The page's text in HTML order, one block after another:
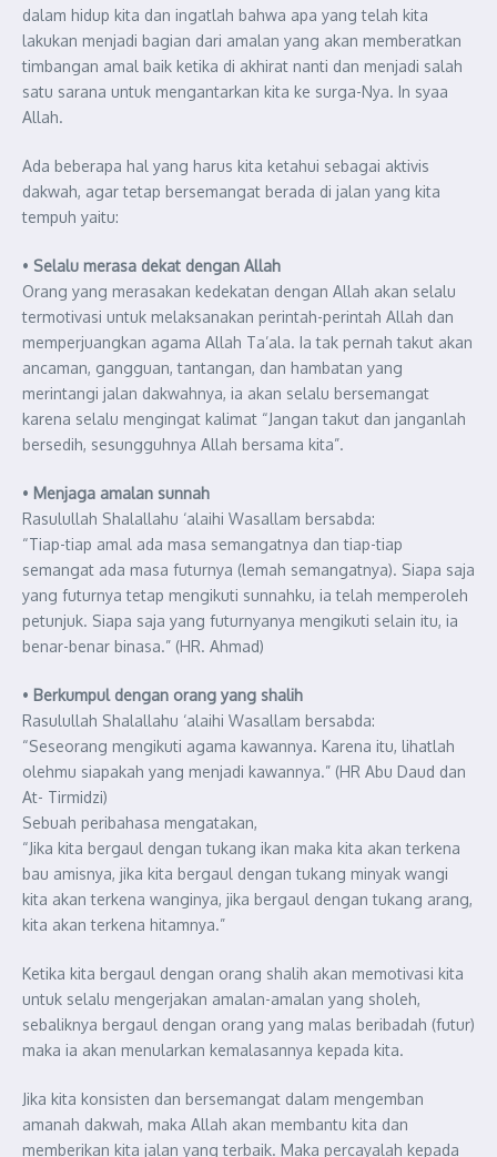
dalam hidup kita dan ingatlah bahwa apa yang telah kita
lakukan menjadi bagian dari amalan yang akan memberatkan
timbangan amal baik ketika di akhirat nanti dan menjadi salah
satu sarana untuk mengantarkan kita ke surga-Nya. In syaa
Allah.
Ada beberapa hal yang harus kita ketahui sebagai aktivis
dakwah, agar tetap bersemangat berada di jalan yang kita
tempuh yaitu:
• Selalu merasa dekat dengan Allah
Orang yang merasakan kedekatan dengan Allah akan selalu
termotivasi untuk melaksanakan perintah-perintah Allah dan
memperjuangkan agama Allah Ta’ala. Ia tak pernah takut akan
ancaman, gangguan, tantangan, dan hambatan yang
merintangi jalan dakwahnya, ia akan selalu bersemangat
karena selalu mengingat kalimat “Jangan takut dan janganlah
bersedih, sesungguhnya Allah bersama kita”.
• Menjaga amalan sunnah
Rasulullah Shalallahu ‘alaihi Wasallam bersabda:
“Tiap-tiap amal ada masa semangatnya dan tiap-tiap
semangat ada masa futurnya (lemah semangatnya). Siapa saja
yang futurnya tetap mengikuti sunnahku, ia telah memperoleh
petunjuk. Siapa saja yang futurnyanya mengikuti selain itu, ia
benar-benar binasa.” (HR. Ahmad)
• Berkumpul dengan orang yang shalih
Rasulullah Shalallahu ‘alaihi Wasallam bersabda:
“Seseorang mengikuti agama kawannya. Karena itu, lihatlah
olehmu siapakah yang menjadi kawannya.” (HR Abu Daud dan
At- Tirmidzi)
Sebuah peribahasa mengatakan,
“Jika kita bergaul dengan tukang ikan maka kita akan terkena
bau amisnya, jika kita bergaul dengan tukang minyak wangi
kita akan terkena wanginya, jika bergaul dengan tukang arang,
kita akan terkena hitamnya.”
Ketika kita bergaul dengan orang shalih akan memotivasi kita
untuk selalu mengerjakan amalan-amalan yang sholeh,
sebaliknya bergaul dengan orang yang malas beribadah (futur)
maka ia akan menularkan kemalasannya kepada kita.
Jika kita konsisten dan bersemangat dalam mengemban
amanah dakwah, maka Allah akan membantu kita dan
memberikan kita jalan yang terbaik. Maka percayalah kepada